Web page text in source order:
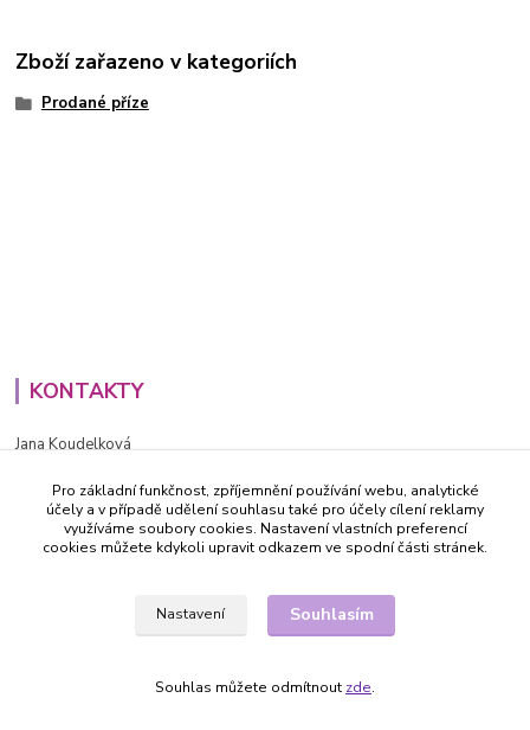
Zboží zařazeno v kategoriích
Prodané příze
KONTAKTY
Jana Koudelková
PO - PÁ (8-16h)
info@decida.cz
Pro základní funkčnost, zpříjemnění používání webu, analytické
účely a v případě udělení souhlasu také pro účely cílení reklamy
využíváme soubory cookies. Nastavení vlastních preferencí
cookies můžete kdykoli upravit odkazem ve spodní části stránek.
Nastavení Souhlasím
Souhlas můžete odmítnout zde.